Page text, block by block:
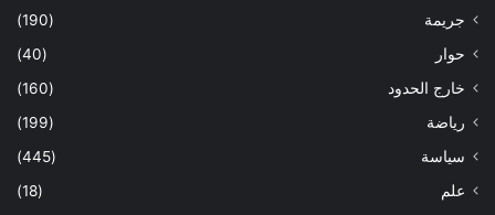
جريمة
(190)
حوار
(40)
خارج الحدود
(160)
رياضة
(199)
سياسة
(445)
علم
(18)